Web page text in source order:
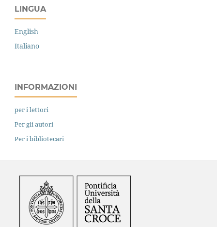
LINGUA
English
Italiano
INFORMAZIONI
per i lettori
Per gli autori
Per i bibliotecari